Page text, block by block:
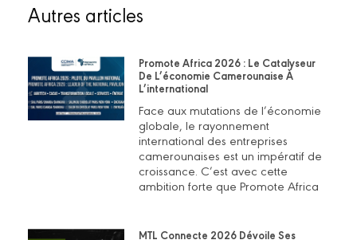
Autres articles
Promote Africa 2026 : Le Catalyseur
De L’économie Camerounaise À
L’international
Face aux mutations de l’économie
globale, le rayonnement
international des entreprises
camerounaises est un impératif de
croissance. C’est avec cette
ambition forte que Promote Africa
MTL Connecte 2026 Dévoile Ses